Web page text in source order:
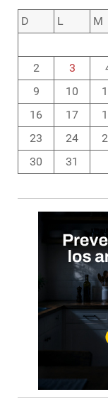
D
L M
2
3
9
10
16
17
23
24
30
31